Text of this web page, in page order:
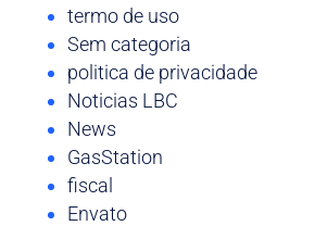
termo de uso
Sem categoria
politica de privacidade
Noticias LBC
News
GasStation
fiscal
Envato